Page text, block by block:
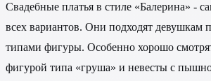
Свадебные платья в стиле «Балерина» -
всех вариантов. Они подходят девушкам
типами фигуры. Особенно хорошо
фигурой типа «груша» и невесты с